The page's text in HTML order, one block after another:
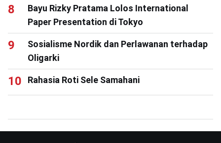
Bayu Rizky Pratama Lolos International
Paper Presentation di Tokyo
Sosialisme Nordik dan Perlawanan terhadap
Oligarki
Rahasia Roti Sele Samahani